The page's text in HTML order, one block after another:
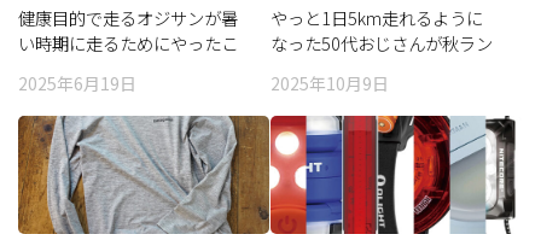
健康目的で走るオジサンが暑
い時期に走るためにやったこ
2025年6月19日
やっと1日5km走れるように
なった50代おじさんが秋ラン
た（パンツ編）
2025年10月9日